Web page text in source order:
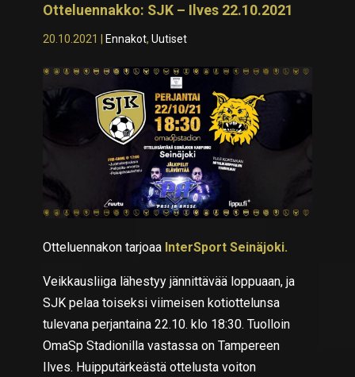
Otteluennakko: SJK – Ilves 22.10.2021
20.10.2021 | Ennakot, Uutiset
Otteluennakon tarjoaa InterSport Seinäjoki.
Veikkausliiga lähestyy jännittävää loppuaan, ja
SJK pelaa toiseksi viimeisen kotiottelunsa
tulevana perjantaina 22.10. klo 18:30. Tuolloin
OmaSp Stadionilla vastassa on Tampereen
Ilves. Huipputärkeästä ottelusta voiton